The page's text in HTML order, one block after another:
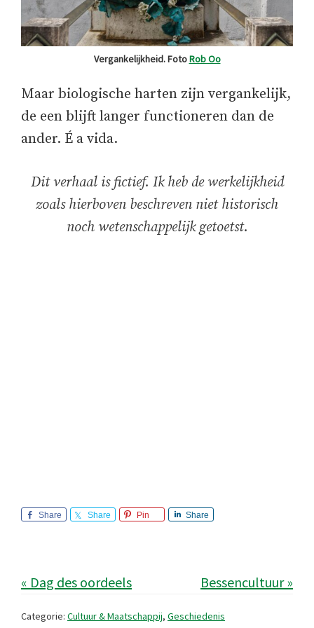
Vergankelijkheid. FotoRob Oo
Maar biologische harten zijn vergankelijk,
de een blijft langer functioneren dan de
ander. É a vida.
Dit verhaal is fictief. Ik heb de werkelijkheid
zoals hierboven beschreven niet historisch
noch wetenschappelijk getoetst.
Share Share Pin Share
« Dag des oordeels Bessencultuur »
Categorie: Cultuur & Maatschappij, Geschiedenis